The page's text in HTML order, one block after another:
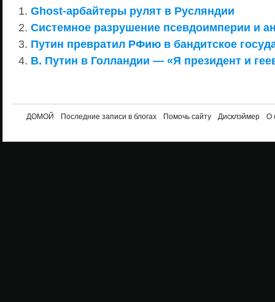
Ghost-арбайтеры рулят в Русляндии
Системное разрушение псевдоимперии и
Путин превратил РФию в бандитское
В. Путин в Голландии — «Я президент и
ДОМОЙ Последние записи в блогах Помочь сайту Дисклэймер О